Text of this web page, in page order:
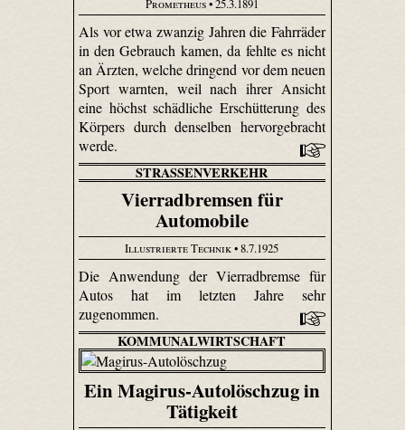
Prometheus• 25.3.1891
Als vor etwa zwanzig Jahren die Fahrräder
in den Gebrauch kamen, da fehlte es nicht
an Ärzten, welche dringend vor dem neuen
Sport warnten, weil nach ihrer Ansicht
eine höchst schädliche Erschütterung des
Körpers durch denselben hervorgebracht
werde.
STRASSENVERKEHR
Vierradbremsen für
Automobile
Illustrierte Technik• 8.7.1925
Die Anwendung der Vierradbremse für
Autos hat im letzten Jahre sehr
zugenommen.
KOMMUNALWIRTSCHAFT
Ein Magirus-Autolöschzug in
Tätigkeit